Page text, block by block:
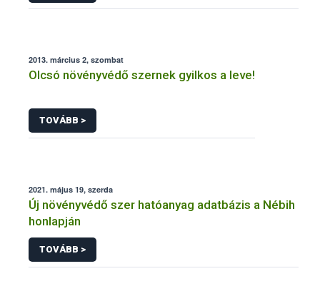
2013. március 2, szombat
Olcsó növényvédő szernek gyilkos a leve!
TOVÁBB >
2021. május 19, szerda
Új növényvédő szer hatóanyag adatbázis a Nébih
honlapján
TOVÁBB >